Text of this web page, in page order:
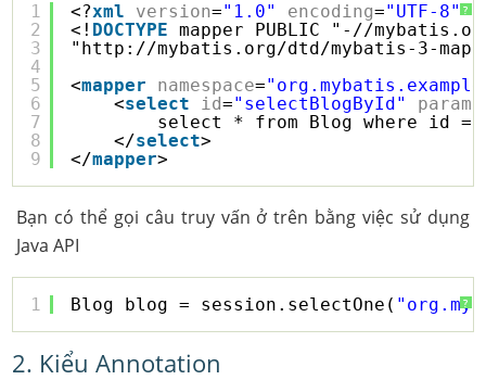
?
1
2
3
4
5
6
7
8
9
<?xml version="1.0" encoding="UTF-8"
<! DOCTYPE
mapper PUBLIC "-//
" http://mybatis.org/dtd/mybatis-3-
<mapper namespace=
<select id="selectBlogById"
select * from Blog where id =
</select>
</mapper>
Bạn có thể gọi câu truy vấn ở trên bằng việc sử dụng
Java API
?
1 Blog blog = session.selectOne(
2. Kiểu Annotation